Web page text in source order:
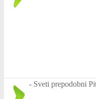
- Sveti prepodobni